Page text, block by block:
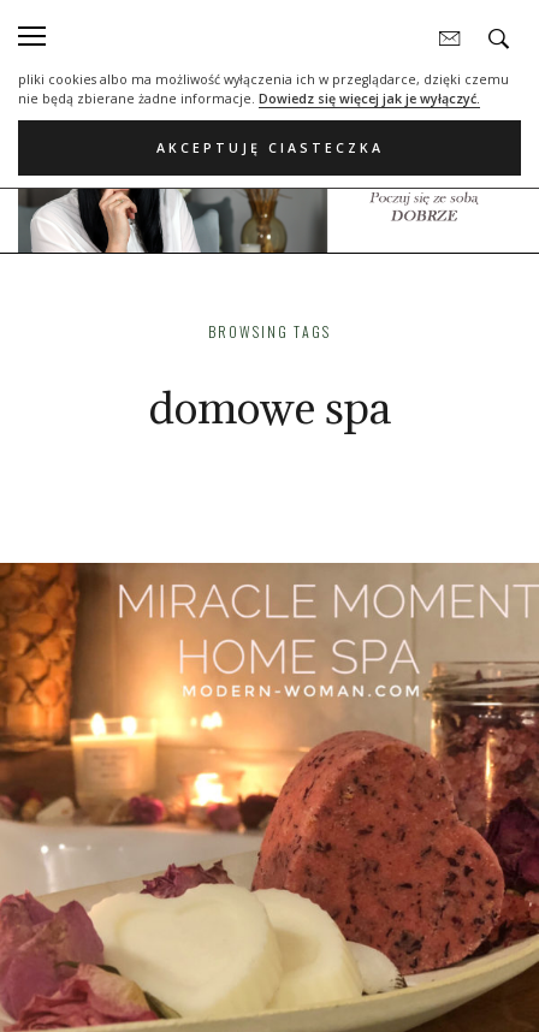
statystycznych, reklamowych oraz funkcjonalnych. Dzięki nim możemy
pliki cookies albo ma możliwość wyłączenia ich w przeglądarce, dzięki czemu
nie będą zbierane żadne informacje. Dowiedz się więcej jak je wyłączyć.
AKCEPTUJĘ CIASTECZKA
BROWSING TAGS
domowe spa